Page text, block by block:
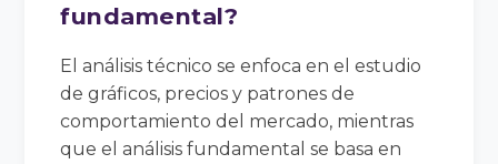
fundamental?
El análisis técnico se enfoca en el estudio
de gráficos, precios y patrones de
comportamiento del mercado, mientras
que el análisis fundamental se basa en